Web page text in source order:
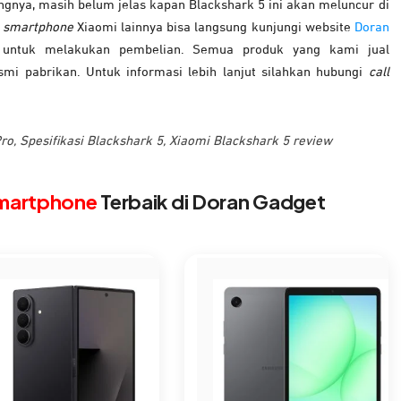
masih belum jelas kapan Blackshark 5 ini akan meluncur di
smartphone Xiaomi lainnya bisa langsung kunjungi website Doran
melakukan pembelian. Semua produk yang kami jual
pabrikan. Untuk informasi lebih lanjut silahkan hubungi call
, Spesifikasi Blackshark 5, Xiaomi Blackshark 5 review
Terbaik di Doran Gadget